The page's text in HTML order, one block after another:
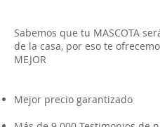
Sabemos que tu MASCOTA
de la casa, por eso te
MEJOR
Mejor precio garantizado